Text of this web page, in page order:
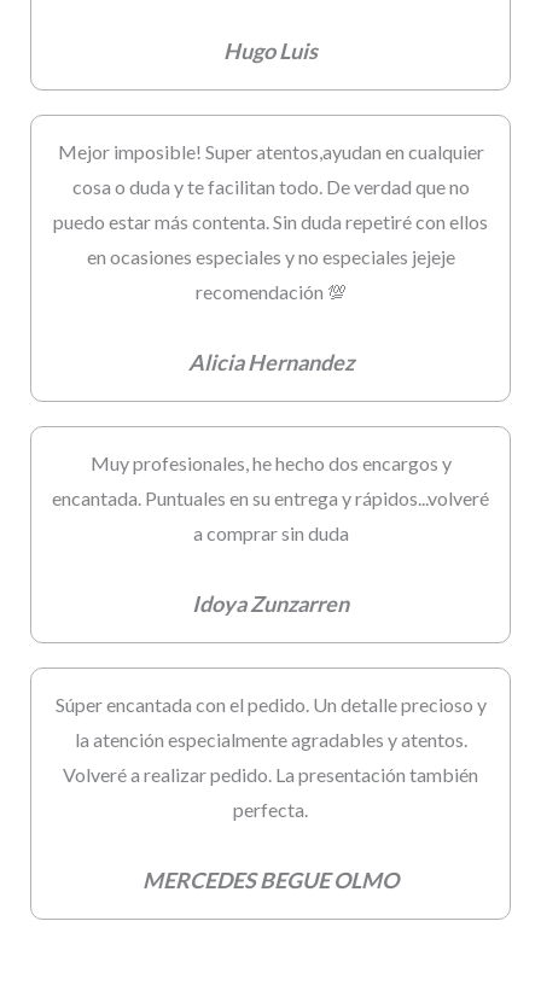
Hugo Luis
Mejor imposible! Super atentos,ayudan en cualquier
cosa o duda y te facilitan todo. De verdad que no
puedo estar más contenta. Sin duda repetiré con ellos
en ocasiones especiales y no especiales jejeje
recomendación 💯
Alicia Hernandez
Muy profesionales, he hecho dos encargos y
encantada. Puntuales en su entrega y rápidos...volveré
a comprar sin duda
Idoya Zunzarren
Súper encantada con el pedido. Un detalle precioso y
la atención especialmente agradables y atentos.
Volveré a realizar pedido. La presentación también
perfecta.
MERCEDES BEGUE OLMO